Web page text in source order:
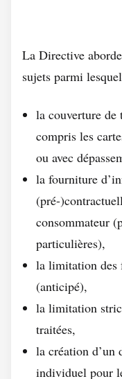
La Directive
sujets parmi
la couverture de
compris les
ou avec
la fourniture
(pré-
consommateur
particulières),
la limitation des
(anticipé),
la limitation
traitées,
la création d’un
individuel pour